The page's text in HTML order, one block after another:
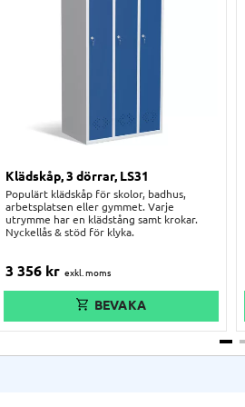
Klädskåp, 3 dörrar, LS31
Populärt klädskåp för skolor, badhus,
arbetsplatsen eller gymmet. Varje
utrymme har en klädstång samt krokar.
Nyckellås & stöd för klyka.
3 356 kr